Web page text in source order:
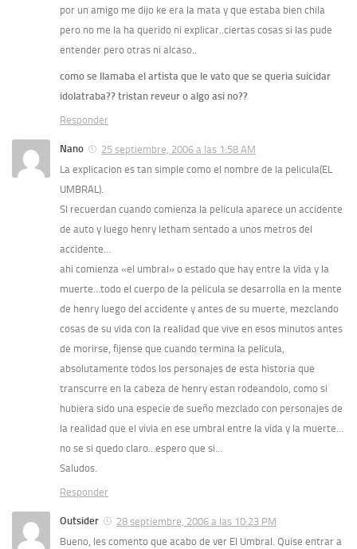
por un amigo me dijo ke era la mata y que estaba bien chila
pero no me la ha querido ni explicar..ciertas cosas si las pude
entender pero otras ni alcaso..
como se llamaba el artista que le vato que se queria suicidar
idolatraba?? tristan reveur o algo asi no??
Responder
Nano
25 septiembre, 2006 a las 1:58 AM
La explicacion es tan simple como el nombre de la pelicula(EL
UMBRAL).
SI recuerdan cuando comienza la pelicula aparece un accidente
de auto y luego henry letham sentado a unos metros del
accidente…
ahi comienza «el umbral» o estado que hay entre la vida y la
muerte…todo el cuerpo de la pelicula se desarrolla en la mente
de henry luego del accidente y antes de su muerte, mezclando
cosas de su vida con la realidad que vive en esos minutos antes
de morirse, fijense que cuando termina la pelicula,
absolutamente todos los personajes de esta historia que
transcurre en la cabeza de henry estan rodeandolo, como si
hubiera sido una especie de sueño mezclado con personajes de
la realidad que el vivia en ese umbral entre la vida y la muerte…
no se si quedo claro…espero que si…
Saludos.
Responder
Outsider
28 septiembre, 2006 a las 10:23 PM
Bueno, les comento que acabo de ver El Umbral. Quise entrar a